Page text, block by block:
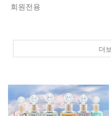
회원전용
더